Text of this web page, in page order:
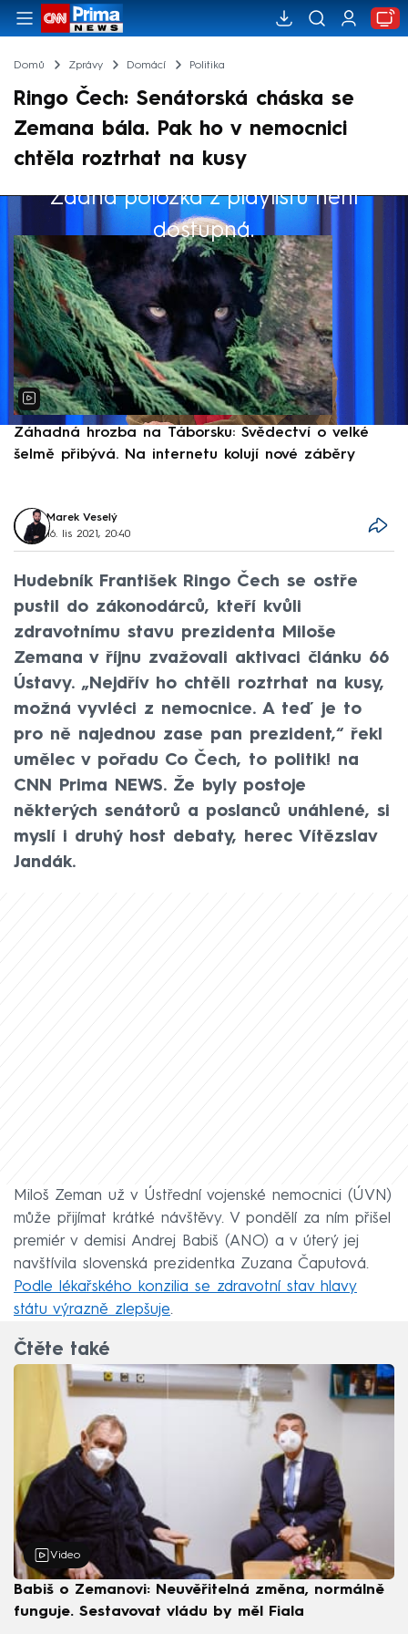
Domů Zprávy Domácí Politika
Ringo Čech: Senátorská cháska se
Zemana bála. Pak ho v nemocnici
chtěla roztrhat na kusy
Žádná položka z playlistu není
dostupná.
Výběr redakce
Záhadná hrozba na Táborsku: Svědectví o velké
šelmě přibývá. Na internetu kolují nové záběry
Marek Veselý
16. lis 2021, 20:40
Hudebník František Ringo Čech se ostře
pustil do zákonodárců, kteří kvůli
zdravotnímu stavu prezidenta Miloše
Zemana v říjnu zvažovali aktivaci článku 66
Ústavy. „Nejdřív ho chtěli roztrhat na kusy,
možná vyvléci z nemocnice. A teď je to
pro ně najednou zase pan prezident,“ řekl
umělec v pořadu Co Čech, to politik! na
CNN Prima NEWS. Že byly postoje
některých senátorů a poslanců unáhlené, si
myslí i druhý host debaty, herec Vítězslav
Jandák.
Miloš Zeman už v Ústřední vojenské nemocnici (ÚVN)
může přijímat krátké návštěvy. V pondělí za ním přišel
premiér v demisi Andrej Babiš (ANO) a v úterý jej
navštívila slovenská prezidentka Zuzana Čaputová.
Podle lékařského konzilia se zdravotní stav hlavy
státu výrazně zlepšuje.
Čtěte také
Video
Babiš o Zemanovi: Neuvěřitelná změna, normálně
funguje. Sestavovat vládu by měl Fiala